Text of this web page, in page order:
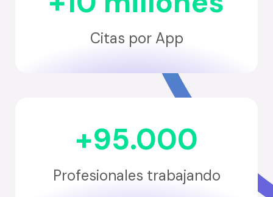
Citas por App
+95.000
Profesionales trabajando